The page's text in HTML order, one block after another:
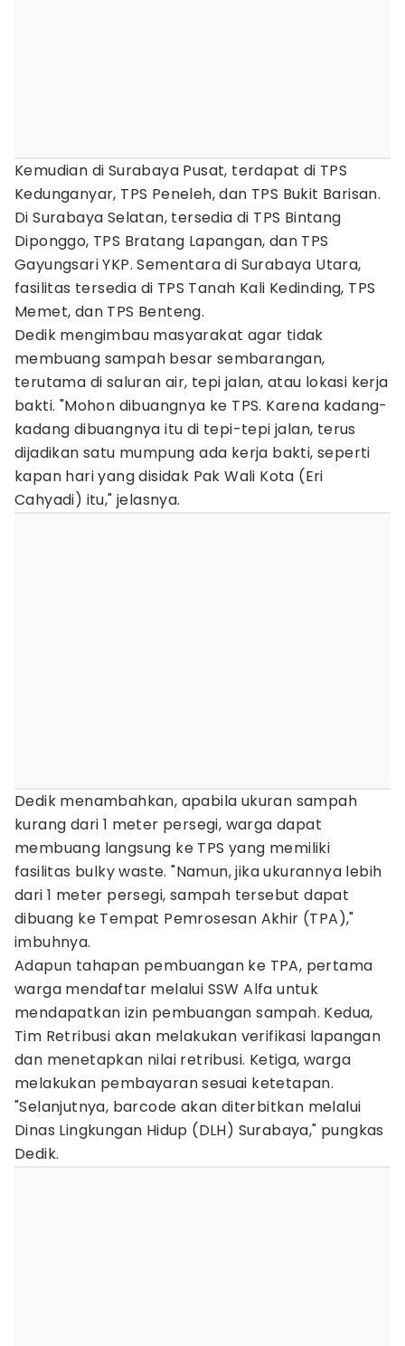
Kemudian di Surabaya Pusat, terdapat di TPS
Kedunganyar, TPS Peneleh, dan TPS Bukit Barisan.
Di Surabaya Selatan, tersedia di TPS Bintang
Diponggo, TPS Bratang Lapangan, dan TPS
Gayungsari YKP. Sementara di Surabaya Utara,
fasilitas tersedia di TPS Tanah Kali Kedinding, TPS
Memet, dan TPS Benteng.
Dedik mengimbau masyarakat agar tidak
membuang sampah besar sembarangan,
terutama di saluran air, tepi jalan, atau lokasi kerja
bakti. "Mohon dibuangnya ke TPS. Karena kadang-
kadang dibuangnya itu di tepi-tepi jalan, terus
dijadikan satu mumpung ada kerja bakti, seperti
kapan hari yang disidak Pak Wali Kota (Eri
Cahyadi) itu," jelasnya.
Dedik menambahkan, apabila ukuran sampah
kurang dari 1 meter persegi, warga dapat
membuang langsung ke TPS yang memiliki
fasilitas bulky waste. "Namun, jika ukurannya lebih
dari 1 meter persegi, sampah tersebut dapat
dibuang ke Tempat Pemrosesan Akhir (TPA),"
imbuhnya.
Adapun tahapan pembuangan ke TPA, pertama
warga mendaftar melalui SSW Alfa untuk
mendapatkan izin pembuangan sampah. Kedua,
Tim Retribusi akan melakukan verifikasi lapangan
dan menetapkan nilai retribusi. Ketiga, warga
melakukan pembayaran sesuai ketetapan.
"Selanjutnya, barcode akan diterbitkan melalui
Dinas Lingkungan Hidup (DLH) Surabaya," pungkas
Dedik.